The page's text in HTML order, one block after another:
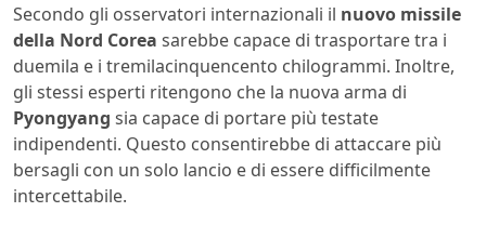
Secondo gli osservatori internazionali il nuovo missile
della Nord Corea sarebbe capace di trasportare tra i
duemila e i tremilacinquencento chilogrammi. Inoltre,
gli stessi esperti ritengono che la nuova arma di
Pyongyang sia capace di portare più testate
indipendenti. Questo consentirebbe di attaccare più
bersagli con un solo lancio e di essere difficilmente
intercettabile.